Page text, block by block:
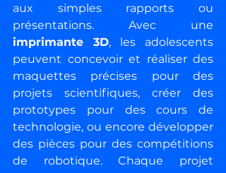
aux simples rapports ou
imprimante 3D, les adolescents
peuvent concevoir et réaliser des
maquettes précises pour des
projets scientifiques, créer des
prototypes pour des cours de
technologie, ou encore développer
des pièces pour des compétitions
de robotique. Chaque projet